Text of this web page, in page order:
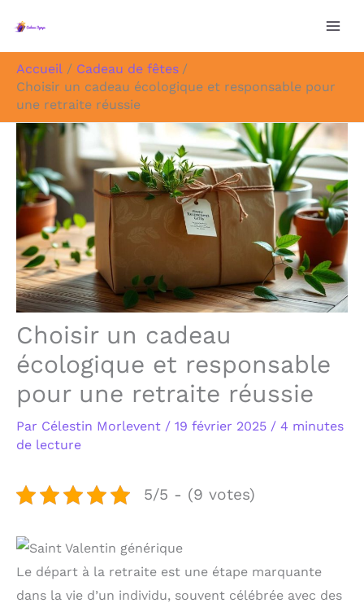
Accueil
Cadeau de fêtes
Choisir un cadeau écologique et responsable pour
une retraite réussie
Choisir un cadeau
écologique et responsable
pour une retraite réussie
Par Célestin Morlevent / 19 février 2025 / 4 minutes
de lecture
5/5 - (9 votes)
Le départ à la retraite est une étape marquante
dans la vie d’un individu, souvent célébrée avec des